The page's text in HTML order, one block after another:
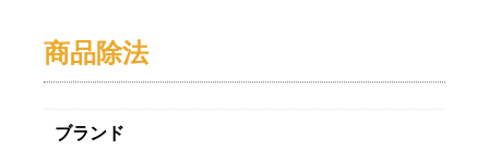
商品除法
ブランド